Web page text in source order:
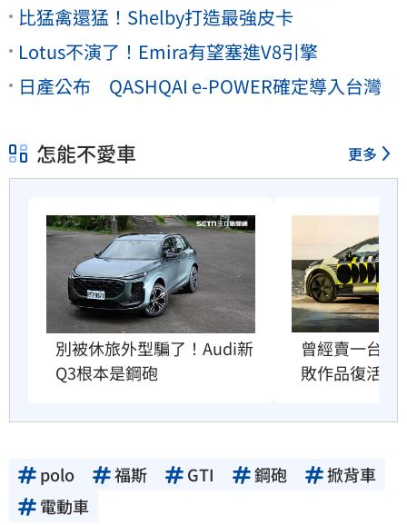
比猛禽還猛！Shelby打造最強皮卡
Lotus不演了！Emira有望塞進V8引擎
日產公布 QASHQAI e-POWER確定導入台灣
怎能不愛車 更多
別被休旅外型騙了！Audi新
Q3根本是鋼砲
曾經賣一台賠
敗作品復活
polo 福斯 GTI 鋼砲
掀背車
電動車